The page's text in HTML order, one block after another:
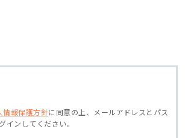
情報保護方針に同意の上、
メールアドレスとパス
インしてください。